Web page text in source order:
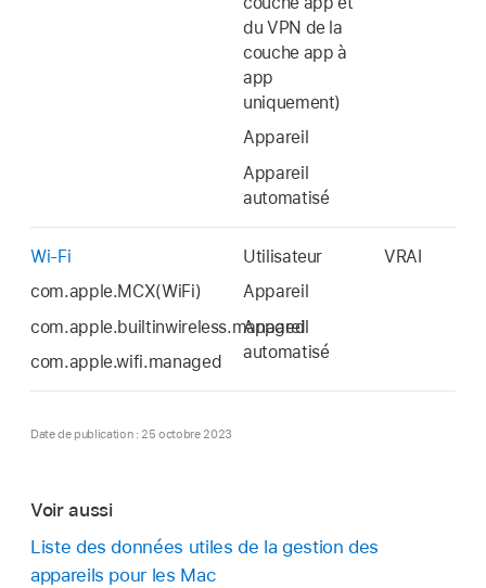
du VPN de la
couche app à
app
uniquement)
Appareil
Appareil
automatisé
Wi-Fi
com.apple.MCX(WiFi)
com.apple.builtinwireless.managed
com.apple.wifi.managed
Utilisateur
Appareil
Appareil
automatisé
VRAI
Date de publication : 25 octobre 2023
Voir aussi
Liste des données utiles de la gestion des
appareils pour les Mac